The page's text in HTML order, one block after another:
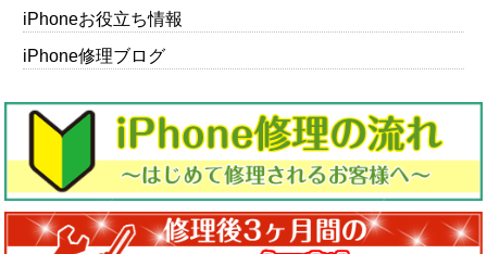
iPhoneお役立ち情報
iPhone修理ブログ